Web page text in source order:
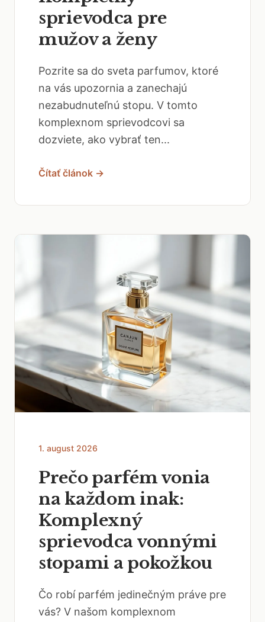
sprievodca pre
mužov a ženy
Pozrite sa do sveta parfumov, ktoré
na vás upozornia a zanechajú
nezabudnuteľnú stopu. V tomto
komplexnom sprievodcovi sa
dozviete, ako vybrať ten...
Čítať článok →
1. august 2026
Prečo parfém vonia
na každom inak:
Komplexný
sprievodca vonnými
stopami a pokožkou
Čo robí parfém jedinečným práve pre
vás? V našom komplexnom